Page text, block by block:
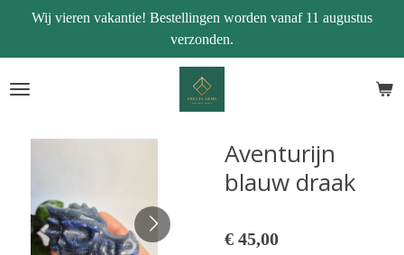
naar
de
Wij vieren vakantie! Bestellingen worden vanaf 11 augustus
verzonden.
Aventurijn
blauw draak
€ 45,00